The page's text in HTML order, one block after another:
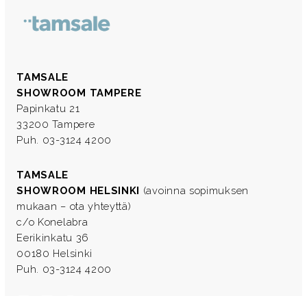
TAMSALE
SHOWROOM TAMPERE
Papinkatu 21
33200 Tampere
Puh. 03-3124 4200
TAMSALE
SHOWROOM HELSINKI (avoinna sopimuksen
mukaan – ota yhteyttä)
c/o Konelabra
Eerikinkatu 36
00180 Helsinki
Puh. 03-3124 4200